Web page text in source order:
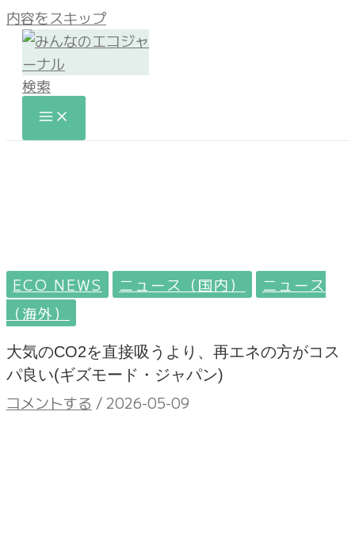
内容をスキップ
検索
ECO NEWS ニュース（国内）
ニュース
（海外）
大気のCO2を直接吸うより、再エネの方がコス
パ良い(ギズモード・ジャパン)
コメントする / 2026-05-09